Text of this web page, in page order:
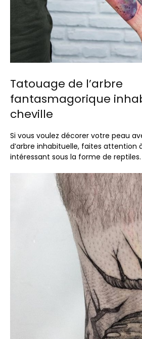
Tatouage de l’arbre
fantasmagorique
cheville
Si vous voulez décorer votre peau
d’arbre inhabituelle, faites attention
intéressant sous la forme de reptiles.